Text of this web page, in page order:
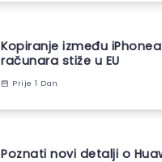
Kopiranje između
računara stiže u EU
Prije 1 Dan
Poznati novi detalji o